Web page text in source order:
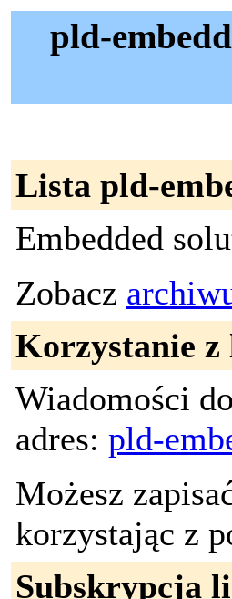
pld-
Lista pld-
Embedded
Zobacz
Korzystanie
Wiadomości
adres: pld-
Możesz
korzystając z
Subskrypcja